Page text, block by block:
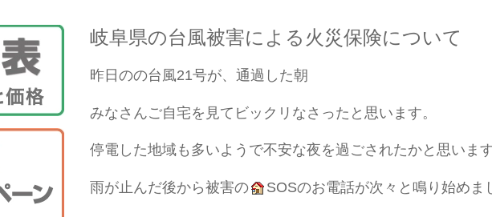
岐阜県の台風被害による火災保険について
昨日のの台風21号が、通過した朝
みなさんご自宅を見てビックリなさったと思います。
停電した地域も多いようで不安な夜を過ごされたかと思います
雨が止んだ後から被害の SOSのお電話が次々と鳴り始めま